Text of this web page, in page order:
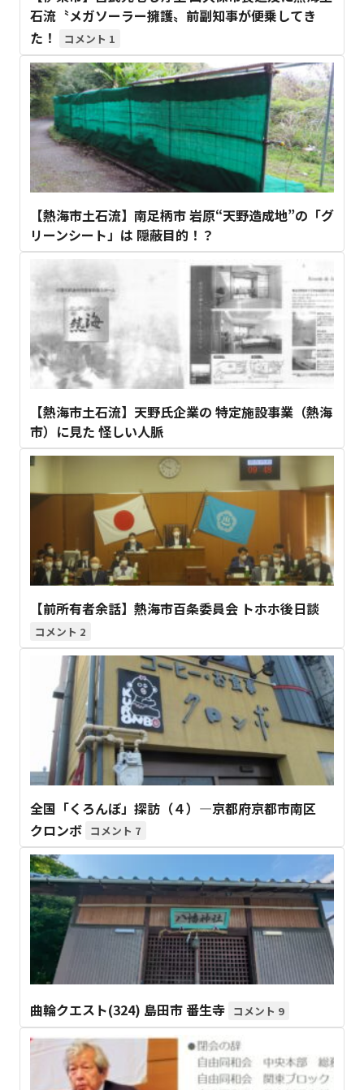
石流〝メガソーラー擁護〟前副知事が便乗してき
た！
1
【熱海市土石流】南足柄市 岩原“天野造成地”の「グ
リーンシート」は 隠蔽目的！？
【熱海市土石流】天野氏企業の 特定施設事業（熱海
市）に見た 怪しい人脈
【前所有者余話】熱海市百条委員会 トホホ後日談
2
全国「くろんぼ」探訪（４）―京都府京都市南区
クロンボ
7
曲輪クエスト(324) 島田市 番生寺 9